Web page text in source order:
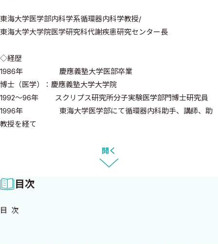
東海大学医学部内科学系循環器内科学教授/
東海大学大学院医学研究科代謝疾患研究センター長
◇経歴
1986年 慶應義塾大学医部卒業
博士（医学）：慶應義塾大学大学院
1992〜96年 スクリプス研究所分子実験医学部門博士研究員
1996年 東海大学医学部にて循環器内科助手、講師、助
教授を経て
血小板、血液凝固などと循環器疾患の関連に関する研究を
Thrombi-Cardiology分野として確立するリーダー。米国心臓病学
会（The American Heart Association)の雑誌Circulationの編集委
ランダム化比較試験の推進委員、データモニタリング委員など多
開く
目次
目 次